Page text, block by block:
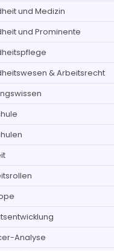
und Medizin
und Prominente
& Arbeitsrecht
Analyse